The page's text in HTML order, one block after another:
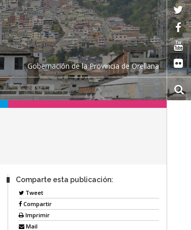
Gobernación de la Provincia de Orellana
Comparte esta publicación:
Tweet
Compartir
Imprimir
Mail